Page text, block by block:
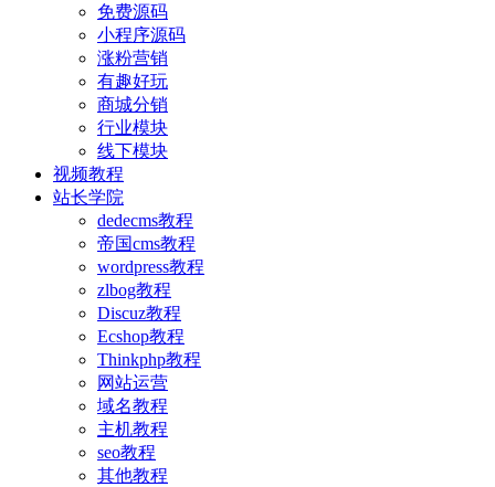
免费源码
小程序源码
涨粉营销
有趣好玩
商城分销
行业模块
线下模块
视频教程
站长学院
dedecms教程
帝国cms教程
wordpress教程
zlbog教程
Discuz教程
Ecshop教程
Thinkphp教程
网站运营
域名教程
主机教程
seo教程
其他教程